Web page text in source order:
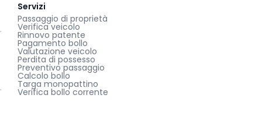
Servizi
Passaggio di proprietà
Verifica veicolo
Rinnovo patente
Pagamento bollo
Valutazione veicolo
Perdita di possesso
Preventivo passaggio
Calcolo bollo
Targa monopattino
Verifica bollo corrente